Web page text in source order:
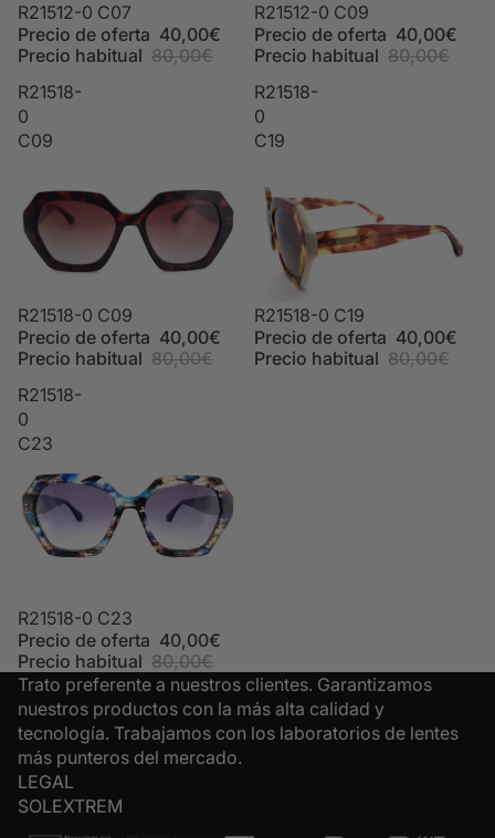
Oferta
R21512-0 C07
Precio de oferta 40,00€
Precio habitual 80,00€
Oferta
R21512-0 C09
Precio de oferta 40,00€
Precio habitual 80,00€
R21518-
0
C09
Oferta
R21518-0 C09
Precio de oferta 40,00€
Precio habitual 80,00€
R21518-
0
C19
Oferta
R21518-0 C19
Precio de oferta 40,00€
Precio habitual 80,00€
R21518-
0
C23
Oferta
R21518-0 C23
Precio de oferta 40,00€
Precio habitual 80,00€
Trato preferente a nuestros clientes. Garantizamos
nuestros productos con la más alta calidad y
tecnología. Trabajamos con los laboratorios de lentes
más punteros del mercado.
LEGAL
SOLEXTREM